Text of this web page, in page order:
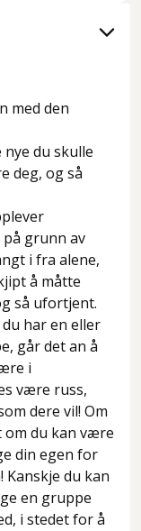
med den
du skulle
deg, og så
grunn av
i fra alene,
å måtte
så ufortjent.
har en eller
går det an å
i
være russ,
dere vil! Om
om du kan være
din egen for
Kanskje du kan
en gruppe
i stedet for å